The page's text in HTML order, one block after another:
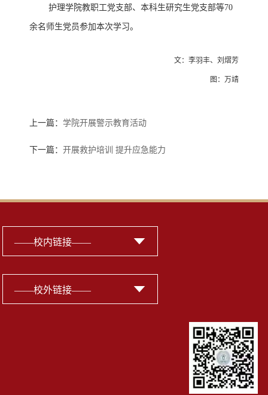
护理学院教职工党支部、本科生研究生党支部等70
余名师生党员参加本次学习。
文：李羽丰、刘熠芳
图：万靖
上一篇：学院开展警示教育活动
下一篇：开展救护培训 提升应急能力